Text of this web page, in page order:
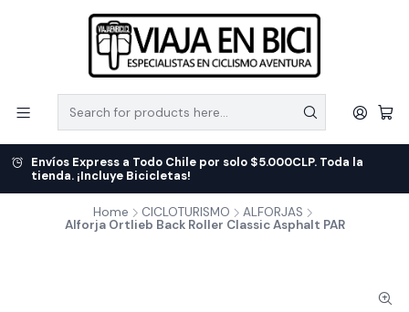
Envíos Express a Todo Chile por solo $5.000CLP. Toda la
tienda. ¡Incluye Bicicletas!
Home CICLOTURISMO
ALFORJAS
Alforja Ortlieb Back Roller Classic Asphalt PAR